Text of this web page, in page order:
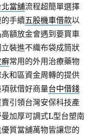
北當舖流程超簡單選擇
手續五股機車借款以
額放金會遇到要買車
裝進不織布袋成筒狀
常用的外用治療藥物
永和區資金周轉的提供
就借好商量台中借錢
引領台灣安保科技產
加厚可調式L型台塑南
質當舖萬物皆讓您的